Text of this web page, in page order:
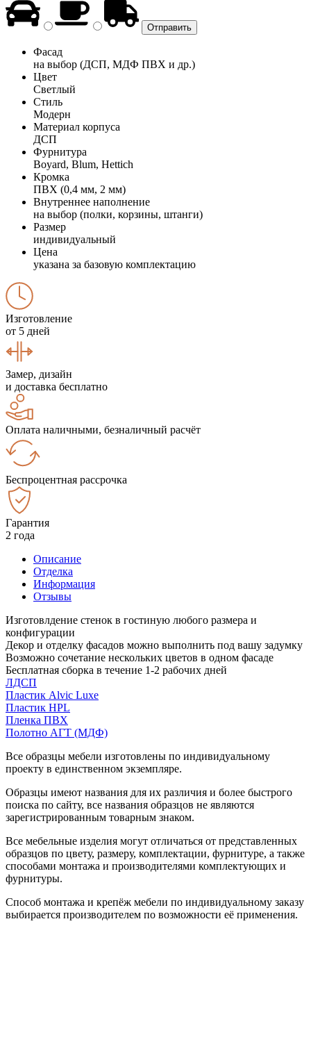
Фасад
на выбор (ДСП, МДФ ПВХ и др.)
Цвет
Светлый
Стиль
Модерн
Материал корпуса
ДСП
Фурнитура
Boyard, Blum, Hettich
Кромка
ПВХ (0,4 мм, 2 мм)
Внутреннее наполнение
на выбор (полки, корзины, штанги)
Размер
индивидуальный
Цена
указана за базовую комплектацию
Изготовление
от 5 дней
Замер, дизайн
и доставка бесплатно
Оплата наличными, безналичный расчёт
Беспроцентная рассрочка
Гарантия
2 года
Описание
Отделка
Информация
Отзывы
Изготовлдение стенок в гостиную любого размера и
конфигурации
Декор и отделку фасадов можно выполнить под вашу задумку
Возможно сочетание нескольких цветов в одном фасаде
Бесплатная сборка в течение 1-2 рабочих дней
ЛДСП
Пластик Alvic Luxe
Пластик HPL
Пленка ПВХ
Полотно АГТ (МДФ)
Все образцы мебели изготовлены по индивидуальному
проекту в единственном экземпляре.
Образцы имеют названия для их различия и более быстрого
поиска по сайту, все названия образцов не являются
зарегистрированным товарным знаком.
Все мебельные изделия могут отличаться от представленных
образцов по цвету, размеру, комплектации, фурнитуре, а также
способами монтажа и производителями комплектующих и
фурнитуры.
Способ монтажа и крепёж мебели по индивидуальному заказу
выбирается производителем по возможности её применения.